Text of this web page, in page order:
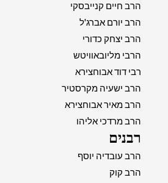
הרב חיים קנייבסקי
הרב יורם אברג'ל
הרב יצחק כדורי
הרבי מליובאוויטש
רבי דוד אבוחצירא
הרב ישעיה מקרסטיר
הרב מאיר אבוחצירא
הרב מרדכי אליהו
רבנים
הרב עובדיה יוסף
הרב קוק